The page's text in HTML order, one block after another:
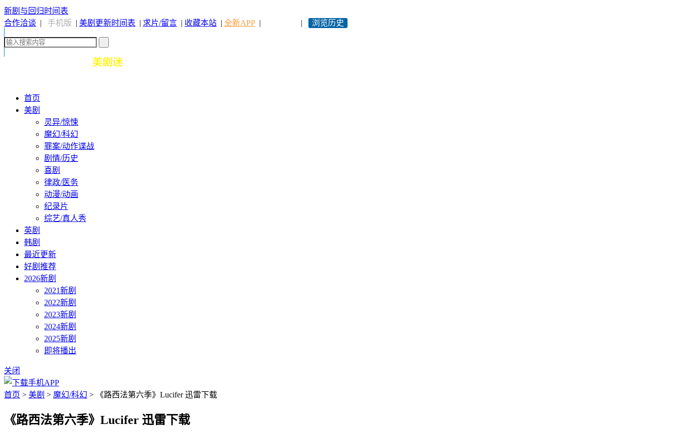
新剧与回归时间表
合作洽谈 | 手机版 | 美剧更新时间表 | 求片/留言 | 收藏本站 | 全新APP | | 浏览历史
首页
美剧
灵异/惊悚
魔幻/科幻
罪案/动作谍战
剧情/历史
喜剧
律政/医务
动漫/动画
纪录片
综艺/真人秀
英剧
韩剧
最近更新
好剧推荐
2026新剧
2021新剧
2022新剧
2023新剧
2024新剧
2025新剧
即将播出
关闭
首页 > 美剧 > 魔幻/科幻 > 《路西法第六季》Lucifer 迅雷下载
《路西法第六季》Lucifer 迅雷下载